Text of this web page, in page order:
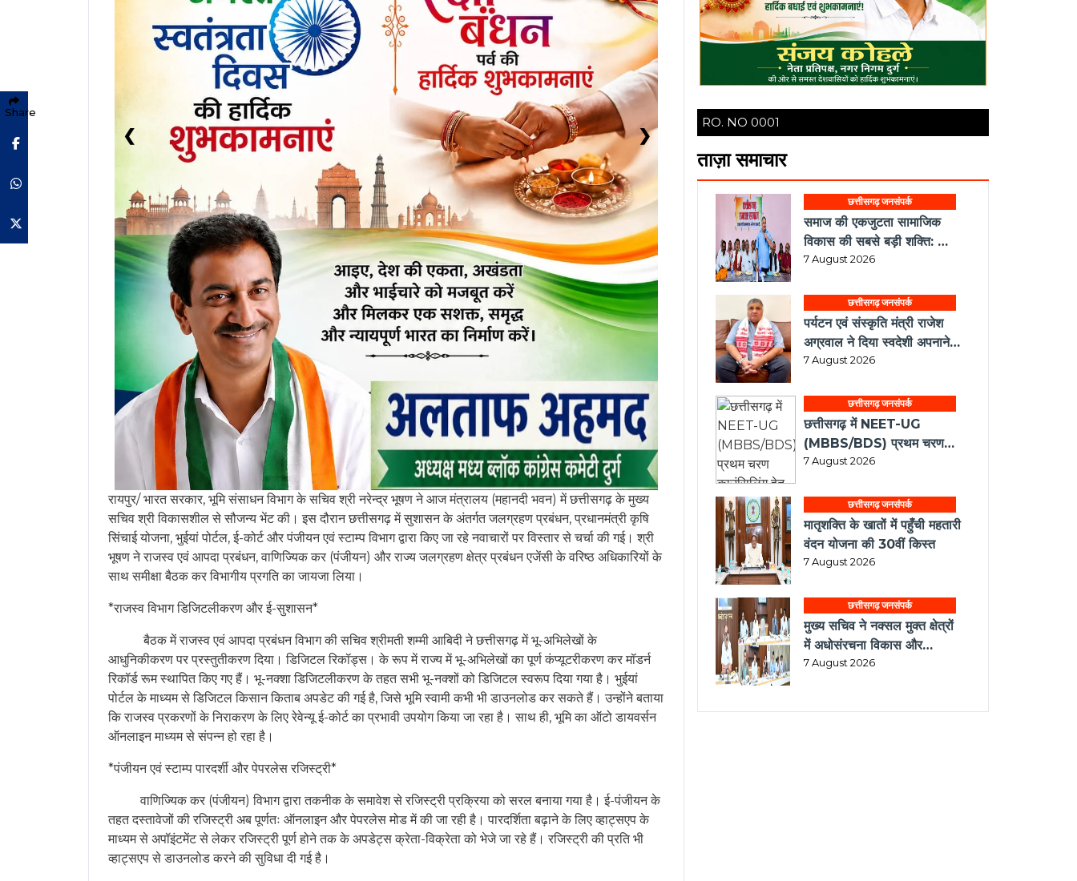
कि राजस्व प्रकरणों के निराकरण के लिए रेवेन्यू ई-कोर्ट का प्रभावी उपयोग किया जा रहा है। साथ ही, भूमि का ऑटो डायवर्सन
ऑनलाइन माध्यम से संपन्न हो रहा है।
*पंजीयन एवं स्टाम्प पारदर्शी और पेपरलेस रजिस्ट्री*
वाणिज्यिक कर (पंजीयन) विभाग द्वारा तकनीक के समावेश से रजिस्ट्री प्रक्रिया को सरल बनाया गया है। ई-पंजीयन के
तहत दस्तावेजों की रजिस्ट्री अब पूर्णतः ऑनलाइन और पेपरलेस मोड में की जा रही है। पारदर्शिता बढ़ाने के लिए व्हाट्सएप के
माध्यम से अपॉइंटमेंट से लेकर रजिस्ट्री पूर्ण होने तक के अपडेट्स क्रेता-विक्रेता को भेजे जा रहे हैं। रजिस्ट्री की प्रति भी
व्हाट्सएप से डाउनलोड करने की सुविधा दी गई है।
*प्रधानमंत्री कृषि सिंचाई योजना, जलग्रहण क्षेत्र विकास*
छत्तीसगढ़ राज्य जलग्रहण क्षेत्र प्रबंधन एजेंसी (REWARD) के अधिकारियों ने पीएमकेएसवाई (WDC 2.0) की
प्रगति साझा की। वर्ष 2021-22 में स्वीकृत 45 परियोजनाओं के तहत 27 जिलों के 387 माइक्रो वाटरशेड में कार्य जारी है।
2.50 लाख हेक्टेयर क्षेत्र के उपचार हेतु कुल 613.66 करोड़ रुपये की लागत तय है (केंद्र-राज्य अनुपात 60-40 प्रतिशत
है)। भारत सरकार द्वारा हाल ही में (28 अप्रैल 2026) 30.14 करोड़ रुपये की केंद्रांश राशि जारी करते हुए परियोजना की
अवधि 30 सितंबर 2026 तक बढ़ा दी गई है।
बैठक में वाणिज्यिक कर (पंजीयन) विभाग के सचिव श्री भुवनेश यादव, संयुक्त सचिव भारत सरकार भूमि संसाधन विभाग
श्री नितिन खाडे, संचालक भूमि संसाधन भारत सरकार श्री श्याम कुमार सहित छत्तीसगढ़ शासन के राजस्व एवं आपदा प्रबंधन,
पंजीयन एवं स्टाम्प, छत्तीसगढ़ राज्य जलग्रहण क्षेत्र प्रबंधन एजेन्सी के वरिष्ठ अधिकारी शामिल हुये।
व्हॉट्सऐप चैनल से जुड़ें
एक टिप्पणी छोड़ें
नाम * ईमेल *
वेबसाइट URL *
संदेश *
RO. NO 0001
ताज़ा समाचार
छत्तीसगढ़ जनसंपर्क
समाज की एकजुटता सामाजिक
विकास की सबसे बड़ी शक्ति:
राजेश अग्रवाल
7 August 2026
छत्तीसगढ़ जनसंपर्क
पर्यटन एवं संस्कृति मंत्री राजेश
अग्रवाल ने दिया स्वदेशी अपनाने
का संदेश
7 August 2026
छत्तीसगढ़ जनसंपर्क
छत्तीसगढ़ में NEET-UG
(MBBS/BDS) प्रथम चरण
काउंसिलिंग हेतु ऑनलाईन आवेदन
7 August 2026
छत्तीसगढ़ जनसंपर्क
मातृशक्ति के खातों में पहुँची महतारी
वंदन योजना की 30वीं किस्त
7 August 2026
छत्तीसगढ़ जनसंपर्क
मुख्य सचिव ने नक्सल मुक्त क्षेत्रों
में अधोसंरचना विकास और
बुनियादी सुविधाओं को प्राथमिकता
7 August 2026
Share
Facebook
Whatsapp
Twitter